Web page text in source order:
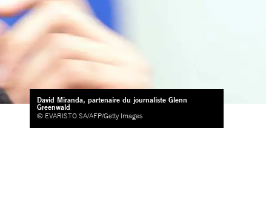
David Miranda, partenaire du journaliste Glenn
Greenwald
© EVARISTO SA/AFP/Getty Images